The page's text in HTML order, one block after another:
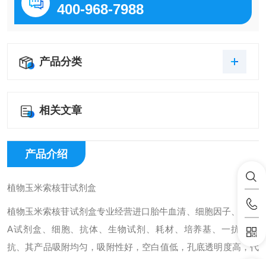
400-968-7988
产品分类
相关文章
产品介绍
植物玉米索核苷试剂盒
植物玉米索核苷试剂盒专业经营进口胎牛血清、细胞因子、ELIS
A试剂盒、细胞、抗体、生物试剂、耗材、培养基、一抗、二
抗、其产品吸附均匀，吸附性好，空白值低，孔底透明度高，代